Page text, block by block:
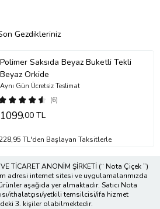
Gezdikleriniz
Polimer Saksıda Beyaz Buketli Tekli
Beyaz Orkide
(6)
Aynı Gün Ücretsiz Teslimat
1099,00 TL
TL'den Başlayan Taksitlerle
TİCARET ANONİM ŞİRKETİ (“ Nota Çiçek ”)
adresi internet sitesi ve uygulamalarımızda
aşağıda yer almaktadır. Satıcı Nota
ithalatçısı/yetkili temsilcisi/ifa hizmet
3. kişiler olabilmektedir.